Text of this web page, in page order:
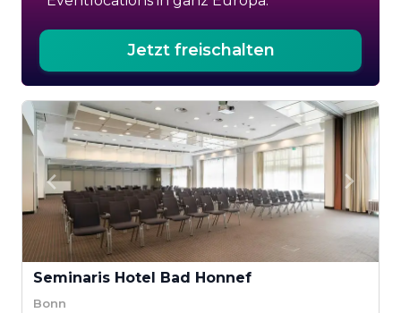
Jetzt freischalten
Seminaris Hotel Bad Honnef
Bonn